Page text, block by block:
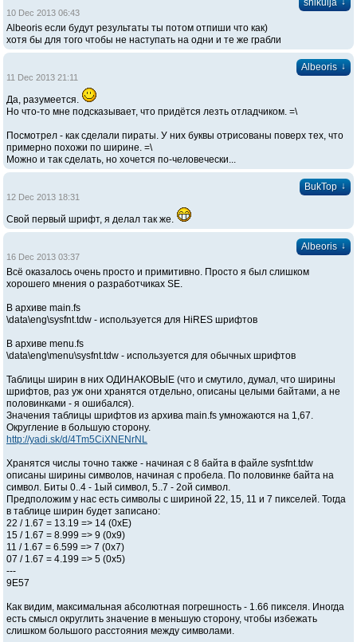
shikulja
10 Dec 2013 06:43
Albeoris если будут результаты ты потом отпиши что как)
хотя бы для того чтобы не наступать на одни и те же грабли
Albeoris ↓
11 Dec 2013 21:11
Да, разумеется.
Но что-то мне подсказывает, что придётся лезть отладчиком. =\
Посмотрел - как сделали пираты. У них буквы отрисованы поверх тех, что
примерно похожи по ширине. =\
Можно и так сделать, но хочется по-человечески...
BukTop ↓
12 Dec 2013 18:31
Свой первый шрифт, я делал так же.
Albeoris ↓
16 Dec 2013 03:37
Всё оказалось очень просто и примитивно. Просто я был слишком
хорошего мнения о разработчиках SE.
В архиве main.fs
\data\eng\sysfnt.tdw - используется для HiRES шрифтов
В архиве menu.fs
\data\eng\menu\sysfnt.tdw - используется для обычных шрифтов
Таблицы ширин в них ОДИНАКОВЫЕ (что и смутило, думал, что ширины
шрифтов, раз уж они хранятся отдельно, описаны целыми байтами, а не
половинками - я ошибался).
Значения таблицы шрифтов из архива main.fs умножаются на 1,67.
Округление в большую сторону.
http://yadi.sk/d/4Tm5CiXNENrNL
Хранятся числы точно также - начиная с 8 байта в файле sysfnt.tdw
описаны ширины символов, начиная с пробела. По половинке байта на
символ. Биты 0..4 - 1ый символ, 5..7 - 2ой символ.
Предположим у нас есть символы с шириной 22, 15, 11 и 7 пикселей. Тогда
в таблице ширин будет записано:
22 / 1.67 = 13.19 => 14 (0xE)
15 / 1.67 = 8.999 => 9 (0x9)
11 / 1.67 = 6.599 => 7 (0x7)
07 / 1.67 = 4.199 => 5 (0x5)
---
9E57
Как видим, максимальная абсолютная погрешность - 1.66 пикселя. Иногда
есть смысл округлить значение в меньшую сторону, чтобы избежать
слишком большого расстояния между символами.